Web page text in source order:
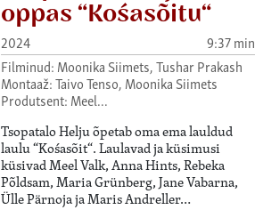
oppas “Kośasõitu“
2024
9:37 min
Filminud: Moonika Siimets, Tushar Prakash
Montaaž: Taivo Tenso, Moonika Siimets
Produtsent: Meel…
Tsopatalo Helju õpetab oma ema lauldud
laulu “Kośasõit“. Laulavad ja küsimusi
küsivad Meel Valk, Anna Hints, Rebeka
Põldsam, Maria Grünberg, Jane Vabarna,
Ülle Pärnoja ja Maris Andreller…